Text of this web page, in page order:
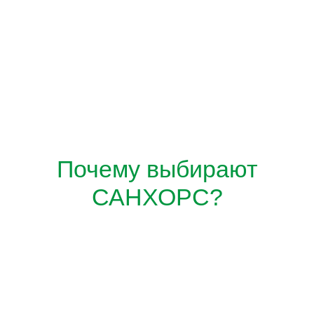
Почему выбирают
САНХОРС?